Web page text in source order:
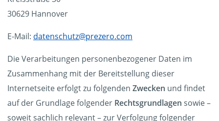
30629 Hannover
E-Mail: datenschutz@prezero.com
Die Verarbeitungen personenbezogener Daten im
Zusammenhang mit der Bereitstellung dieser
Internetseite erfolgt zu folgenden Zwecken und findet
auf der Grundlage folgender Rechtsgrundlagen sowie –
soweit sachlich relevant – zur Verfolgung folgender